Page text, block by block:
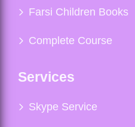
Farsi Children Books
Complete Course
Services
Skype Service